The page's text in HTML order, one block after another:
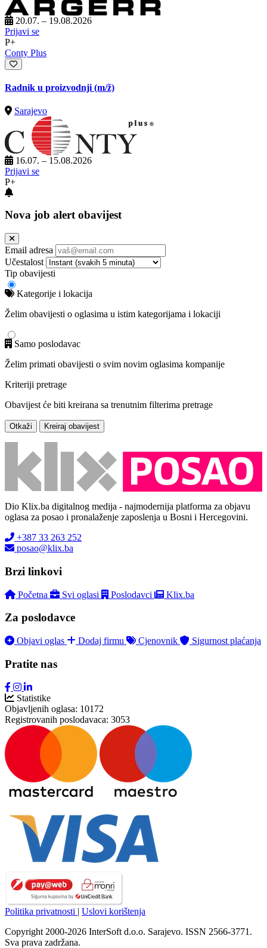
20.07. – 19.08.2026
Prijavi se
P+
Conty Plus
Radnik u proizvodnji (m/ž)
Sarajevo
16.07. – 15.08.2026
Prijavi se
P+
Nova job alert obavijest
Email adresa
Učestalost
Tip obavijesti
Kategorije i lokacija
Želim obavijesti o oglasima u istim kategorijama i lokaciji
Samo poslodavac
Želim primati obavijesti o svim novim oglasima kompanije
Kriteriji pretrage
Obavijest će biti kreirana sa trenutnim filterima pretrage
Otkaži Kreiraj obavijest
Dio Klix.ba digitalnog medija - najmodernija platforma za objavu
oglasa za posao i pronalaženje zaposlenja u Bosni i Hercegovini.
+387 33 263 252
posao@klix.ba
Brzi linkovi
Početna Svi oglasi Poslodavci Klix.ba
Za poslodavce
Objavi oglas Dodaj firmu Cjenovnik Sigurnost plaćanja
Pratite nas
Statistike
Objavljenih oglasa: 10172
Registrovanih poslodavaca: 3053
Politika privatnosti | Uslovi korištenja
Copyright 2000-2026 InterSoft d.o.o. Sarajevo. ISSN 2566-3771.
Sva prava zadržana.